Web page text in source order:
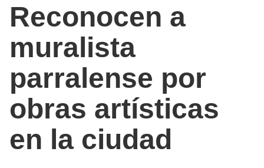
Reconocen a
muralista
parralense por
obras artísticas
en la ciudad